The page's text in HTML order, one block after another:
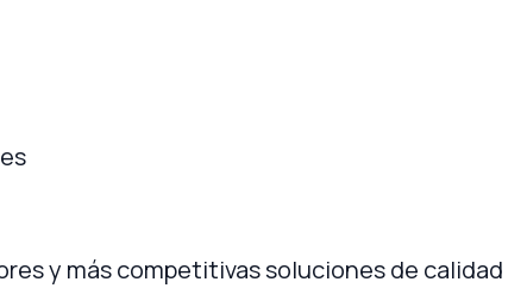
y más competitivas soluciones de calidad